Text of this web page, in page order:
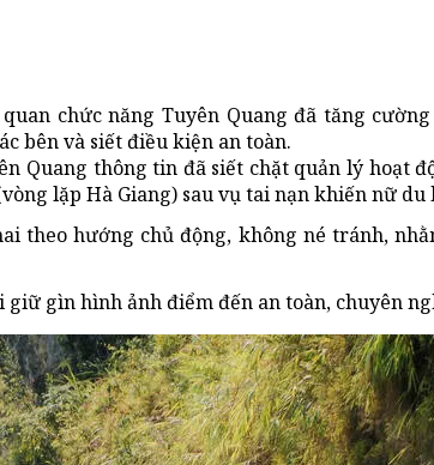
chức năng Tuyên Quang đã tăng
bên và siết điều kiện an toàn.
Quang thông tin đã siết chặt quản lý hoạt
lặp Hà Giang) sau vụ tai nạn khiến nữ
theo hướng chủ động, không né tránh,
gìn hình ảnh điểm đến an toàn, chuyên